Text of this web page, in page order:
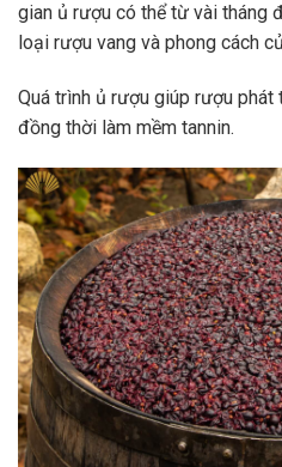
gian ủ rượu có thể từ vài tháng
loại rượu vang và phong cách
Quá trình ủ rượu giúp rượu phát
đồng thời làm mềm tannin.